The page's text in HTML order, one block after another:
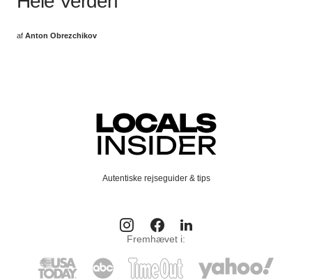
af Anton Obrezchikov
Autentiske rejseguider & tips
Fremhævet i: